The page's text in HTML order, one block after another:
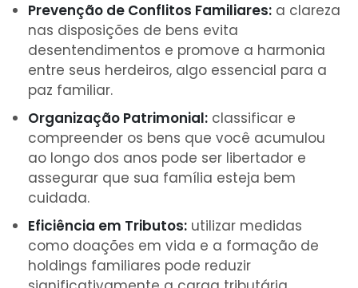
Prevenção de Conflitos Familiares: a clareza
nas disposições de bens evita
desentendimentos e promove a harmonia
entre seus herdeiros, algo essencial para a
paz familiar.
Organização Patrimonial: classificar e
compreender os bens que você acumulou
ao longo dos anos pode ser libertador e
assegurar que sua família esteja bem
cuidada.
Eficiência em Tributos: utilizar medidas
como doações em vida e a formação de
holdings familiares pode reduzir